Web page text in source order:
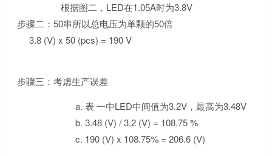
根据图二，LED在1.05A时为3.8V
步骤二：50串所以总电压为单颗的50倍
3.8 (V) x 50 (pcs) = 190 V
步骤三：考虑生产误差
a. 表 一中LED中间值为3.2V，最高为3.48V
b. 3.48 (V) / 3.2 (V) = 108.75 %
c. 190 (V) x 108.75% = 206.6 (V)